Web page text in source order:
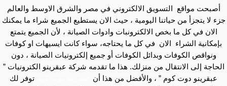
أصبحت مواقع التسويق الالكتروني في مصر والشرق الاوسط والعالم
لا يتجزأ من حياتنا اليومية ، حيث الان يستطيع الجميع شراء ما يمكنك
الان في كل ما بخص الالكترونبات وادوات الصيانة ، لأن الجميع يتمتع
بإمكانية الشراء الان في كل ما يحتاجه، سواء كانت ايسيهات او كوفات
ونواقص الكوفات وبدائل الكوفات أو جميع إلكترونيات الصيانة ، دون
الحاجة إلى الانتقال من منزلك. هذا ما تقدمه شركة عبقرينو الكترونيات ”
عبقرينو دوت كوم ” ، والأفضل من هذا أنعبقرينو دوت كوم
توفر لك